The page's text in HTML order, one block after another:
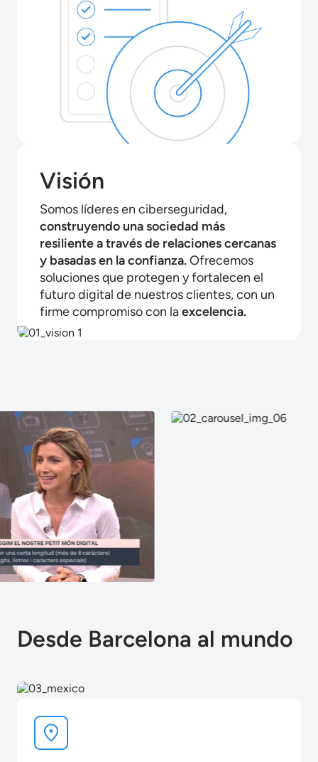
Visión
Somos líderes en ciberseguridad,
construyendo una sociedad más
resiliente a través de relaciones cercanas
y basadas en la confianza.Ofrecemos
soluciones que protegen y fortalecen el
futuro digital de nuestros clientes, con un
firme compromiso con laexcelencia.
Desde Barcelona al mundo